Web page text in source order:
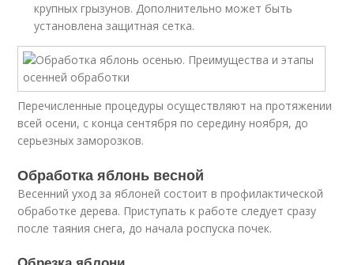
крупных грызунов. Дополнительно может быть
установлена защитная сетка.
Перечисленные процедуры осуществляют на протяжении
всей осени, с конца сентября по середину ноября, до
серьезных заморозков.
Обработка яблонь весной
Весенний уход за яблоней состоит в профилактической
обработке дерева. Приступать к работе следует сразу
после таяния снега, до начала роспуска почек.